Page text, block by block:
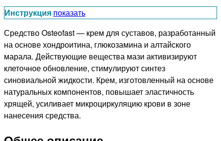
Инструкция показать
Средство Osteofast — крем для суставов, разработанный
на основе хондроитина, глюкозамина и алтайского
марала. Действующие вещества мази активизируют
клеточное обновление, стимулируют синтез
синовиальной жидкости. Крем, изготовленный на основе
натуральных компонентов, повышает эластичность
хрящей, усиливает микроциркуляцию крови в зоне
нанесения средства.